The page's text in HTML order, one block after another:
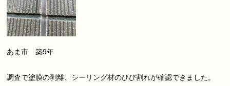
あま市 築9年
調査で塗膜の剥離、シーリング材のひび割れが確認できました。